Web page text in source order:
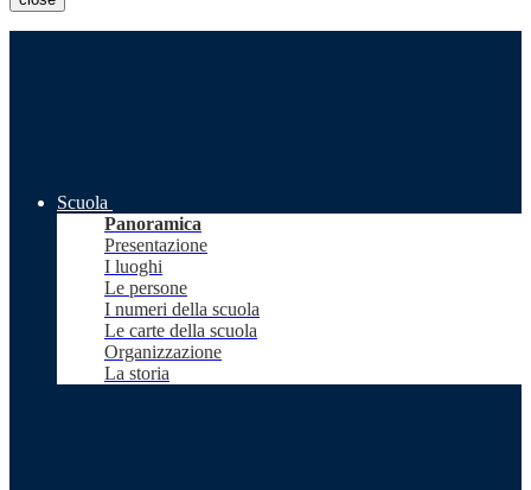
Scuola
Panoramica
Presentazione
I luoghi
Le persone
I numeri della scuola
Le carte della scuola
Organizzazione
La storia